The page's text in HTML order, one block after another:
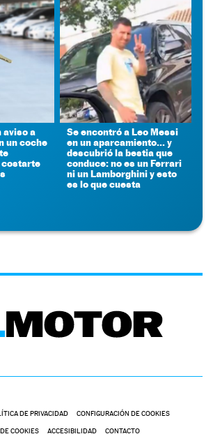
aviso a
un coche
costarte
Se encontró a Leo Messi
en un aparcamiento... y
descubrió la bestia que
conduce: no es un Ferrari
ni un Lamborghini y esto
es lo que cuesta
DE PRIVACIDAD CONFIGURACIÓN DE COOKIES
COOKIES ACCESIBILIDAD CONTACTO